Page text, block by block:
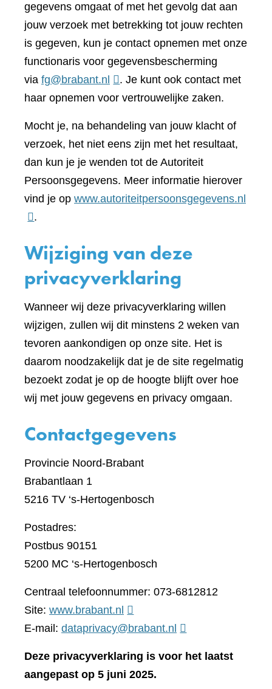
gegevens omgaat of met het gevolg dat aan
jouw verzoek met betrekking tot jouw rechten
is gegeven, kun je contact opnemen met onze
functionaris voor gegevensbescherming
via fg@brabant.nl
. Je kunt ook contact met
haar opnemen voor vertrouwelijke zaken.
Mocht je, na behandeling van jouw klacht of
verzoek, het niet eens zijn met het resultaat,
dan kun je je wenden tot de Autoriteit
Persoonsgegevens. Meer informatie hierover
vind je op www.autoriteitpersoonsgegevens.nl
.
Wijziging van deze
privacyverklaring
Wanneer wij deze privacyverklaring willen
wijzigen, zullen wij dit minstens 2 weken van
tevoren aankondigen op onze site. Het is
daarom noodzakelijk dat je de site regelmatig
bezoekt zodat je op de hoogte blijft over hoe
wij met jouw gegevens en privacy omgaan.
Contactgegevens
Provincie Noord-Brabant
Brabantlaan 1
5216 TV ‘s-Hertogenbosch
Postadres:
Postbus 90151
5200 MC ‘s-Hertogenbosch
Centraal telefoonnummer: 073-6812812
Site: www.brabant.nl (verwijst
naar
andere
E-mail: dataprivacy@brabant.nl
Deze privacyverklaring is voor het laatst
aangepast op 5 juni 2025.